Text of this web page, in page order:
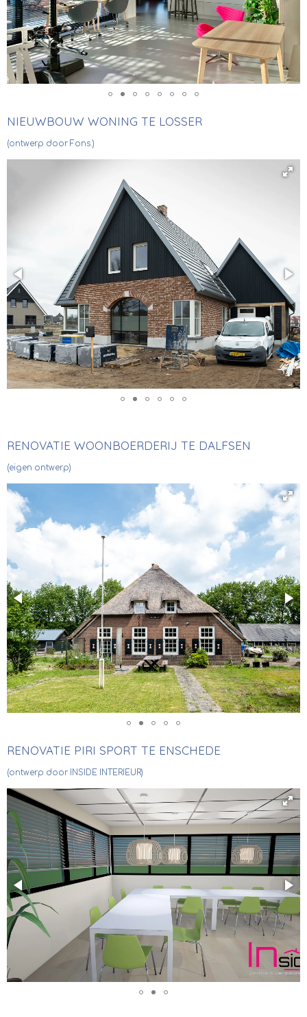
NIEUWBOUW WONING TE LOSSER
(ontwerp door Fons.)
RENOVATIE WOONBOERDERIJ TE DALFSEN
(eigen ontwerp)
RENOVATIE PIRI SPORT TE ENSCHEDE
(ontwerp door INSIDE INTERIEUR)